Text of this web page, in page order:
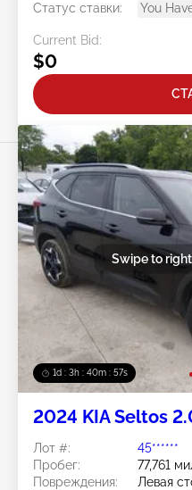
Статус ставки:
You
Current Bid:
$0
1d : 3h : 40m : 54s
Swipe to
2024 KIA Seltos
Лот #:
45******
Пробег:
77,761
Повреждения:
Левая